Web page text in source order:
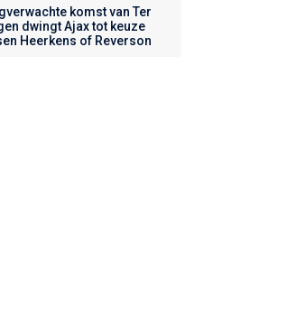
komst van Ter
dwingt Ajax tot keuze
Heerkens of Reverson